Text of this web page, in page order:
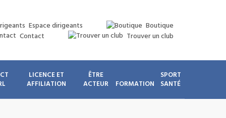
Espace dirigeants
Boutique
Contact
Trouver un club
LICENCE ET
AFFILIATION
ÊTRE
ACTEUR
FORMATION
SPORT
SANTÉ